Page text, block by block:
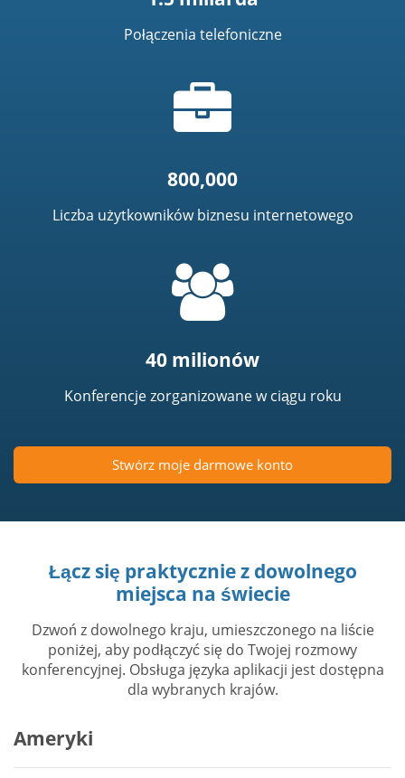
Połączenia telefoniczne
teczki
800,000
Liczba użytkowników biznesu internetowego
40 milionów
Konferencje zorganizowane w ciągu roku
Stwórz moje darmowe konto
Łącz się praktycznie z dowolnego
miejsca na świecie
Dzwoń z dowolnego kraju, umieszczonego na liście
poniżej, aby podłączyć się do Twojej rozmowy
konferencyjnej. Obsługa języka aplikacji jest dostępna
dla wybranych krajów.
Ameryki